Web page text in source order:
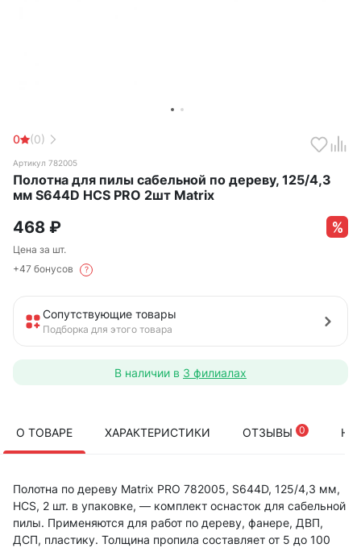
0 (0)
Артикул 782005
Полотна для пилы сабельной по дереву, 125/4,3
мм S644D HCS PRO 2шт Matrix
468 ₽
Цена за шт.
+47 бонусов
?
Сопутствующие товары
Подборка для этого товара
В наличии в 3 филиалах
О ТОВАРЕ ХАРАКТЕРИСТИКИ ОТЗЫВЫ 0
Полотна по дереву Matrix PRO 782005, S644D, 125/4,3 мм,
HCS, 2 шт. в упаковке, — комплект оснасток для сабельной
пилы. Применяются для работ по дереву, фанере, ДВП,
ДСП, пластику. Толщина пропила составляет от 5 до 100